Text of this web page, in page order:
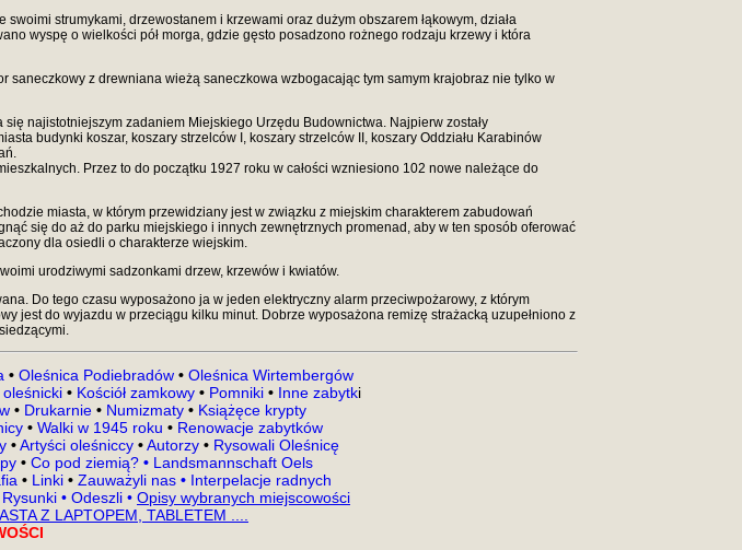
strumykami, drzewostanem i krzewami oraz dużym obszarem łąkowym, działa
wyspę o wielkości pół morga, gdzie gęsto posadzono rożnego rodzaju krzewy i która
z drewniana wieżą saneczkowa wzbogacając tym samym krajobraz nie tylko w
najistotniejszym zadaniem Miejskiego Urzędu Budownictwa. Najpierw zostały
budynki koszar, koszary strzelców I, koszary strzelców II, koszary Oddziału Karabinów
Przez to do początku 1927 roku w całości wzniesiono 102 nowe należące do
miasta, w którym przewidziany jest w związku z miejskim charakterem zabudowań
się do aż do parku miejskiego i innych zewnętrznych promenad, aby w ten sposób oferować
dla osiedli o charakterze wiejskim.
urodziwymi sadzonkami drzew, krzewów i kwiatów.
Do tego czasu wyposażono ja w jeden elektryczny alarm przeciwpożarowy, z którym
jest do wyjazdu w przeciągu kilku minut. Dobrze wyposażona remizę strażacką uzupełniono z
• Oleśnica Podiebradów • Oleśnica Wirtembergów
• Kościół zamkowy • Pomniki • Inne zabytki
• Drukarnie • Numizmaty • Książęce krypty
• Walki w 1945 roku •Renowacje zabytków
• Artyści oleśniccy • Autorzy •Rysowali Oleśnicę
• Co pod ziemią? • Landsmannschaft Oels
• Linki • Zauważyli nas • Interpelacje radnych
Rysunki • Odeszli • Opisy wybranych miejscowości
Z LAPTOPEM, TABLETEM ....